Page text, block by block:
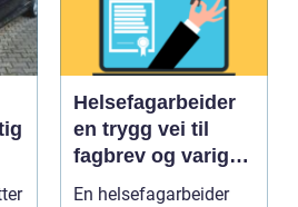
Helsefagarbeider
en trygg vei til
fagbrev og varig
jobb
En helsefagarbeider